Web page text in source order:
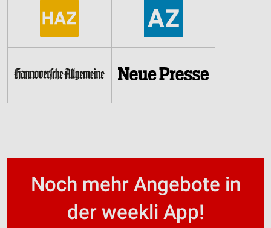
Noch mehr Angebote in
der weekli App!